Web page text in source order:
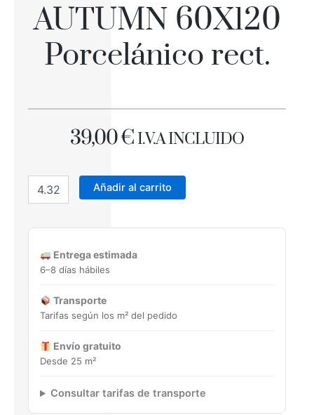
AUTUMN 60X120
Porcelánico rect.
39,00€ I.V.A INCLUIDO
AUTUMN
60X120
Porcelánico
cantidad
Añadir al carrito
Entrega estimada
6–8 días hábiles
Transporte
Tarifas según los m² del pedido
Envío gratuito
Desde 25 m²
Consultar tarifas de transporte